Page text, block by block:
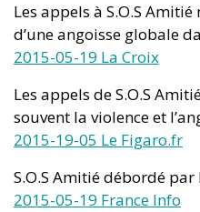
Les appels à S.O.S
d’une angoisse globale
2015-05-19 La Croix
Les appels de S.O.S
souvent la violence et
2015-19-05 Le Figaro.fr
S.O.S Amitié débordé
2015-05-19 France Info